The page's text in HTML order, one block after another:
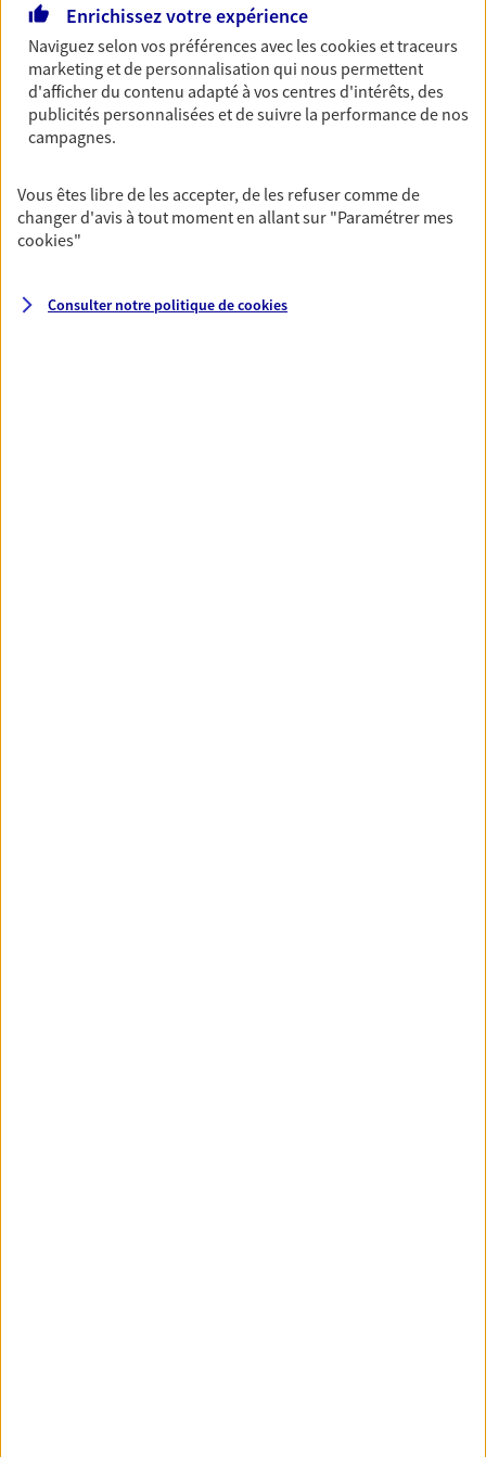
Horaires :Fermé
Ouvre le 11 août à 09:00
02 51 96 81 20
VOIR NOTRE SITE WEB
Enrichissez votre expérience
Naviguez selon vos préférences avec lescookies et traceurs
marketing et de personnalisation qui nous permettent
d'afficher du contenu adapté à vos centres d'intérêts, des
publicités personnalisées et de suivre la performance de nos
campagnes.
Vous êtes libre de les accepter, de les refuser comme de
changer d'avis à tout moment en allant sur "Paramétrer mes
cookies"
Consulter notre politique decookies